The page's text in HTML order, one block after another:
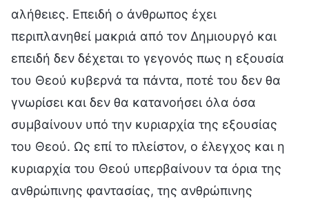
αλήθειες. Επειδή ο άνθρωπος έχει
περιπλανηθεί μακριά από τον Δημιουργό και
επειδή δεν δέχεται το γεγονός πως η εξουσία
του Θεού κυβερνά τα πάντα, ποτέ του δεν θα
γνωρίσει και δεν θα κατανοήσει όλα όσα
συμβαίνουν υπό την κυριαρχία της εξουσίας
του Θεού. Ως επί το πλείστον, ο έλεγχος και η
κυριαρχία του Θεού υπερβαίνουν τα όρια της
ανθρώπινης φαντασίας, της ανθρώπινης